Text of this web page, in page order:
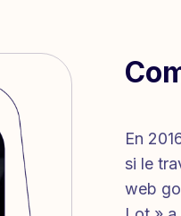
En
si le
web